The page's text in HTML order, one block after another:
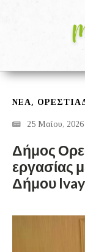
ΝΕΑ,
25 Μαΐου, 2026
Δήμος
εργασίας
Δήμου